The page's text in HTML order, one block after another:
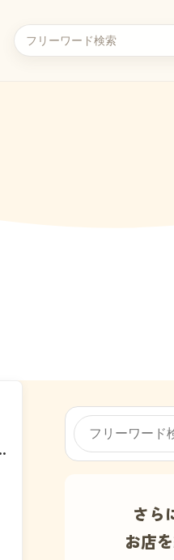
さら
お店